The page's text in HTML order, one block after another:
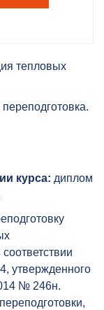
тепловых
курса: диплом
утвержденного
№ 246н.